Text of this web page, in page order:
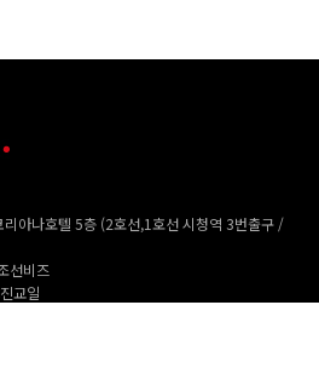
아나호텔 5층 (2호선,1호선 시청역 3번출구 /
선비즈
교일